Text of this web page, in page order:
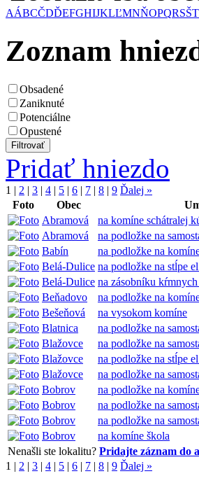
AÁBCČDĎEFGHIJKLĽMNŇOPQRSŠT
Zoznam
Obsadené
Zaniknuté
Potenciálne
Opustené
Pridať hniezdo
1 | 2 | 3 | 4 | 5 | 6 | 7 | 8 | 9 Ďalej »
Foto
Obec
Abramová
na komíne schátralej
Abramová
na podložke na
Babín
na podložke na
Belá-Dulice na podložke na stĺpe
Belá-Dulice na zásobníku
Beňadovo
na podložke na
Bešeňová
na vysokom komíne
Blatnica
na podložke na
Blažovce
na podložke na
Blažovce
na podložke na stĺpe
Blažovce
na podložke na
Bobrov
na podložke na
Bobrov
na podložke na
Bobrov
na podložke na
Bobrov
na komíne škola
Nenašli ste lokalitu? Pridajte záznam do
1 | 2 | 3 | 4 | 5 | 6 | 7 | 8 | 9 Ďalej »